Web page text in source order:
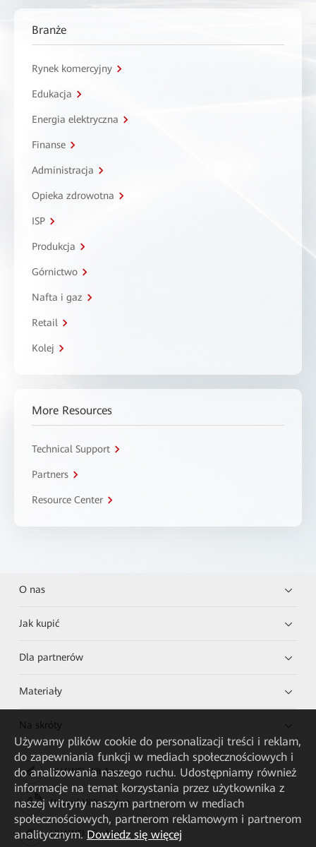
Branże
Rynek komercyjny
Edukacja
Energia elektryczna
Finanse
Administracja
Opieka zdrowotna
ISP
Produkcja
Górnictwo
Nafta i gaz
Retail
Kolej
More Resources
Technical Support
Partners
Resource Center
O nas
Jak kupić
Dla partnerów
Materiały
Na skróty
HUAWEI eKit App
Huawei HiKnow App
HUAWEI eFly App
Używamy plików cookie do personalizacji treści i reklam,
do zapewniania funkcji w mediach społecznościowych i
do analizowania naszego ruchu. Udostępniamy również
informacje na temat korzystania przez użytkownika z
naszej witryny naszym partnerom w mediach
społecznościowych, partnerom reklamowym i partnerom
analitycznym. Dowiedz się więcej